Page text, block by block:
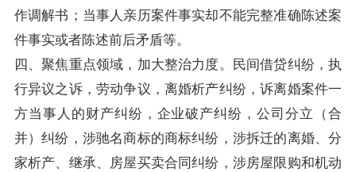
作调解书；当事人亲历案件事实却不能完整准确陈述案
件事实或者陈述前后矛盾等。
四、聚焦重点领域，加大整治力度。民间借贷纠纷，执
行异议之诉，劳动争议，离婚析产纠纷，诉离婚案件一
方当事人的财产纠纷，企业破产纠纷，公司分立（合
并）纠纷，涉驰名商标的商标纠纷，涉拆迁的离婚、分
家析产、继承、房屋买卖合同纠纷，涉房屋限购和机动